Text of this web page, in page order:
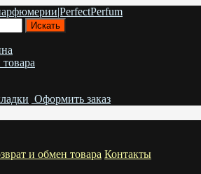
Оформить заказ
и обмен товара Контакты